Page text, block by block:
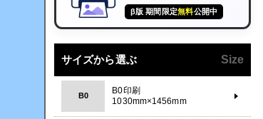
β版 期間限定無料公開中
サイズから選ぶ Size
B0
B0印刷
1030mm×1456mm